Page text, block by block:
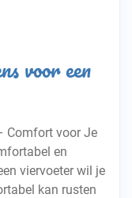
voor een
Comfort voor Je
en
viervoeter wil je
kan rusten